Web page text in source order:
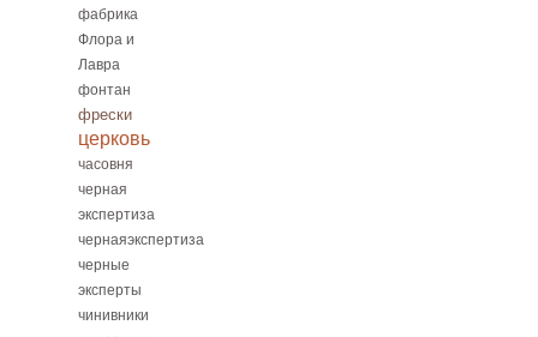
фабрика
Флора и
Лавра
фонтан
фрески
церковь
часовня
черная
экспертиза
чернаяэкспертиза
черные
эксперты
чинивники